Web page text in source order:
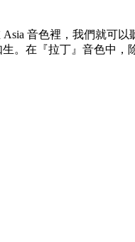
音色裡，我們就可
。在『拉丁』音色中